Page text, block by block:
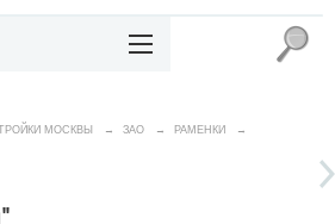
МОСКВЫ → ЗАО → РАМЕНКИ
→